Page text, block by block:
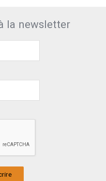
la newsletter